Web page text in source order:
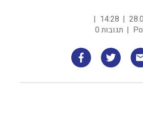
14:28
תגובות 0